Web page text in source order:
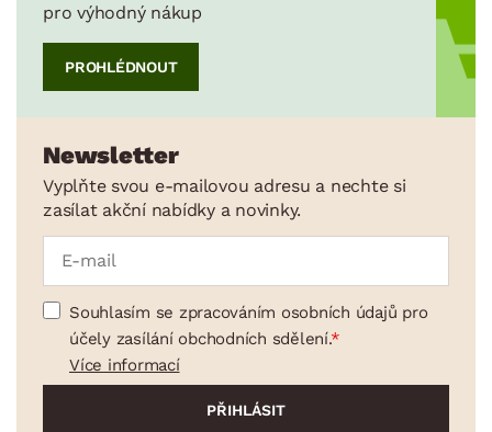
pro výhodný nákup
PROHLÉDNOUT
Newsletter
Vyplňte svou e-mailovou adresu a nechte si
zasílat akční nabídky a novinky.
Souhlasím se zpracováním osobních údajů pro
účely zasílání obchodních sdělení.
Více informací